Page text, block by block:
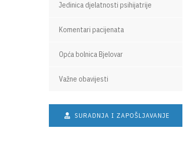
Jedinica djelatnosti psihijatrije
Komentari pacijenata
Opća bolnica Bjelovar
Važne obavijesti
SURADNJA I ZAPOŠLJAVANJE